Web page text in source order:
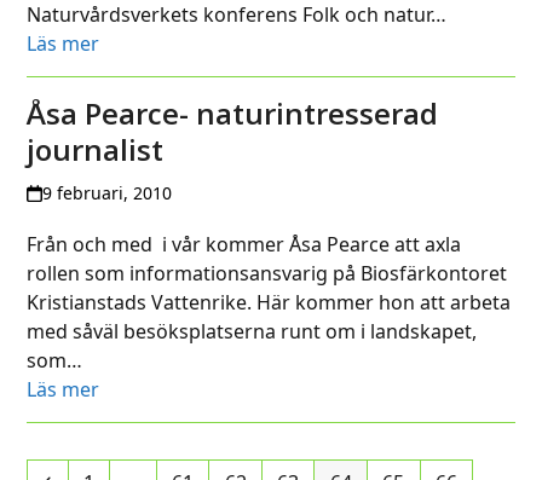
Naturvårdsverkets konferens Folk och natur…
Läs mer
Åsa Pearce- naturintresserad
journalist
9 februari, 2010
Från och med i vår kommer Åsa Pearce att axla
rollen som informationsansvarig på Biosfärkontoret
Kristianstads Vattenrike. Här kommer hon att arbeta
med såväl besöksplatserna runt om i landskapet,
som…
Läs mer